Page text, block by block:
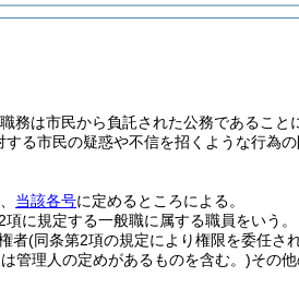
務は市民から負託された公務であるこ
る市民の疑惑や不信を招くような行為
当該各号に定めるところによる。
項に規定する一般職に属する職員をいう。
者(同条第2項の規定により権限を委任さ
管理人の定めがあるものを含む。)その